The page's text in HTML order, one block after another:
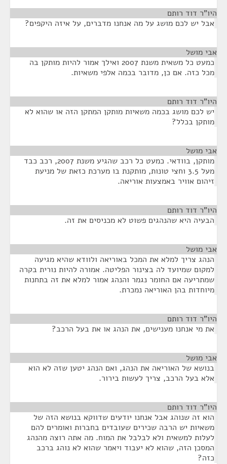
היו"ר דוד רותם
אבל יש לכם מושג על מה אנחנו מדברים, על איזה היקפים?
אבי מושל
כמעט כל משאית משנת 2007 ואילך אמור להיות מותקן בה
מכל כזה. אם כן, מדובר בכמה אלפי משאיות.
היו"ר דוד רותם
יש לכם מושג בכמה משאיות מותקן המתקן הזה או שהוא לא
מותקן בכלל?
אבי מושל
מותקן, בוודאי. כמעט כל רכב שהגיע משנת 2007, רכב כבד
מעל 3.5 וחצי טונות, מותקנת בו מערכת כזאת של מניעת
זיהום אוויר באמצעות אוריאה.
היו"ר דוד רותם
הבעיה היא שהנהגים פשוט לא מכניסים את זה.
אבי מושל
הנהג צריך למלא את המכל באוריאה ולוודא שהיא מגיעה
למקום שמיועד לה בצינור הפליטה. אמורה להיות נורית בקרה
שמתריעה אם החומר נגמר והנהג אמור למלא את זה בתחנות
מיוחדות בהן האוריאה נמכרת.
היו"ר דוד רותם
את מי אנחנו מענישים, את הנהג או את בעל הרכב?
אבי מושל
בנושא של האוריאה את הנהג, ואם הנהג יטען שזה לא הוא
אלא בעל הרכב, צריך לעשות בירור.
היו"ר דוד רותם
הוא זה שנוהג אבל אנחנו יודעים שדווקא בנושא הזה של
משאיות יש הרבה שכירים שעובדים בחברות ואומרים להם
לעלות למשאית ולא לבלבל את המוח. מה אתה רוצה מהנהג
המסכן הזה, שהוא לא יעבוד ויאמר שהוא לא נוהג ברכב
כזה?